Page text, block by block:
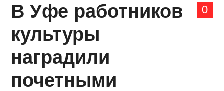
КАЛЕНДАРЬ
АВТОРСКИЙ ЛИСТ
КИНОЗАЛ
0
В Уфе работников
культуры
наградили
почетными